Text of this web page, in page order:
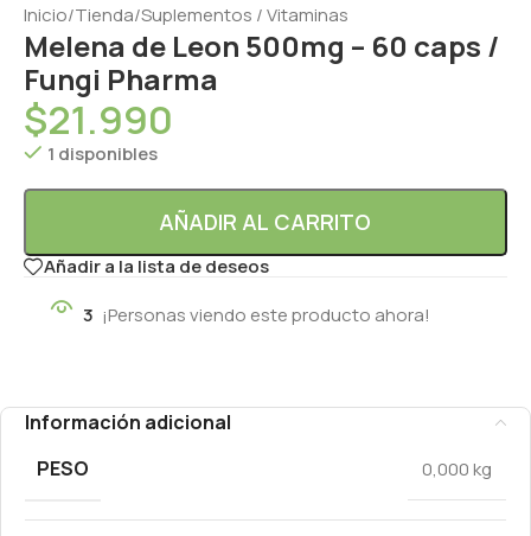
Inicio/Tienda/Suplementos / Vitaminas
Melena de Leon 500mg – 60 caps /
Fungi Pharma
$21.990
1 disponibles
AÑADIR AL CARRITO
Añadir a la lista de deseos
3 ¡Personas viendo este producto ahora!
Información adicional
PESO
0,000 kg